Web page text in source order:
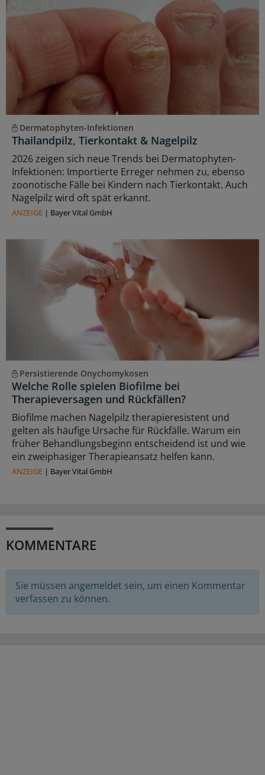
Dermatophyten-Infektionen
Thailandpilz, Tierkontakt & Nagelpilz
2026 zeigen sich neue Trends bei Dermatophyten-
Infektionen: Importierte Erreger nehmen zu, ebenso
zoonotische Fälle bei Kindern nach Tierkontakt. Auch
Nagelpilz wird oft spät erkannt.
ANZEIGE | Bayer Vital GmbH
Persistierende Onychomykosen
Welche Rolle spielen Biofilme bei
Therapieversagen und Rückfällen?
Biofilme machen Nagelpilz therapieresistent und
gelten als häufige Ursache für Rückfälle. Warum ein
früher Behandlungsbeginn entscheidend ist und wie
ein zweiphasiger Therapieansatz helfen kann.
ANZEIGE | Bayer Vital GmbH
KOMMENTARE
Sie müssen angemeldet sein, um einen Kommentar
verfassen zu können.